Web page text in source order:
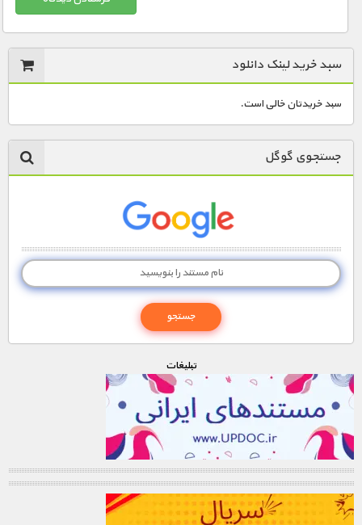
سبد خرید لینک دانلود
سبد خریدتان خالی است.
جستجوی گوگل
تبليغات